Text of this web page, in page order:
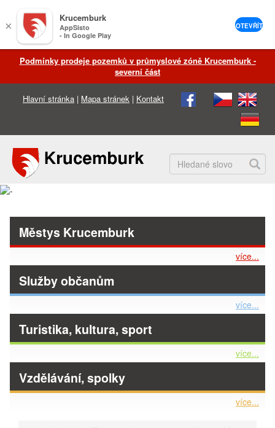
Podmínky prodeje pozemků v průmyslové zóně Krucemburk -
severní část
Hlavní stránka | Mapa stránek | Kontakt
Městys Krucemburk
více...
Služby občanům
více...
Turistika, kultura, sport
více...
Vzdělávání, spolky
více...
×
Krucemburk
AppSisto
- In Google Play
OTEVŘÍT